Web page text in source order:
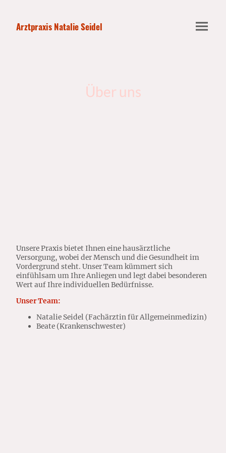
Arztpraxis Natalie Seidel
Über uns
Unsere Praxis bietet Ihnen eine hausärztliche
Versorgung, wobei der Mensch und die Gesundheit im
Vordergrund steht. Unser Team kümmert sich
einfühlsam um Ihre Anliegen und legt dabei besonderen
Wert auf Ihre individuellen Bedürfnisse.
Unser Team:
Natalie Seidel (Fachärztin für Allgemeinmedizin)
Beate (Krankenschwester)